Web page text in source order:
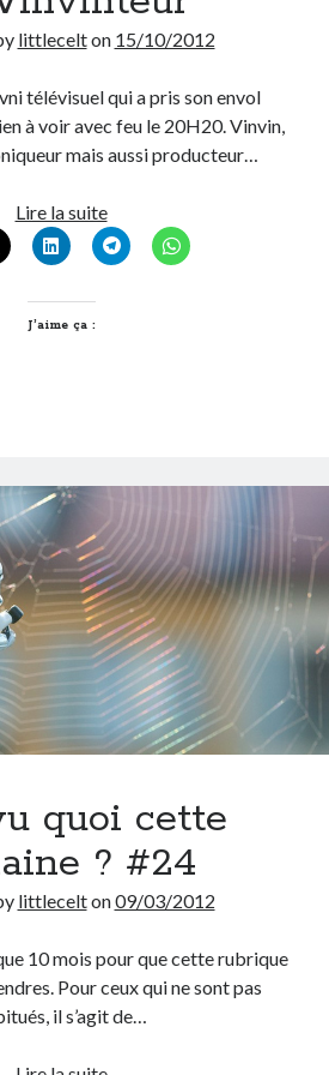
littlecelton 15/10/2012
télévisuel qui a pris son envol
à voir avec feu le 20H20. Vinvin,
mais aussi producteur…
Lire la suiteLe
Vinvinteur
J’aime ça :
quoi cette
? #24
littlecelton09/03/2012
10 mois pour que cette rubrique
Pour ceux qui ne sont pas
il s’agit de…